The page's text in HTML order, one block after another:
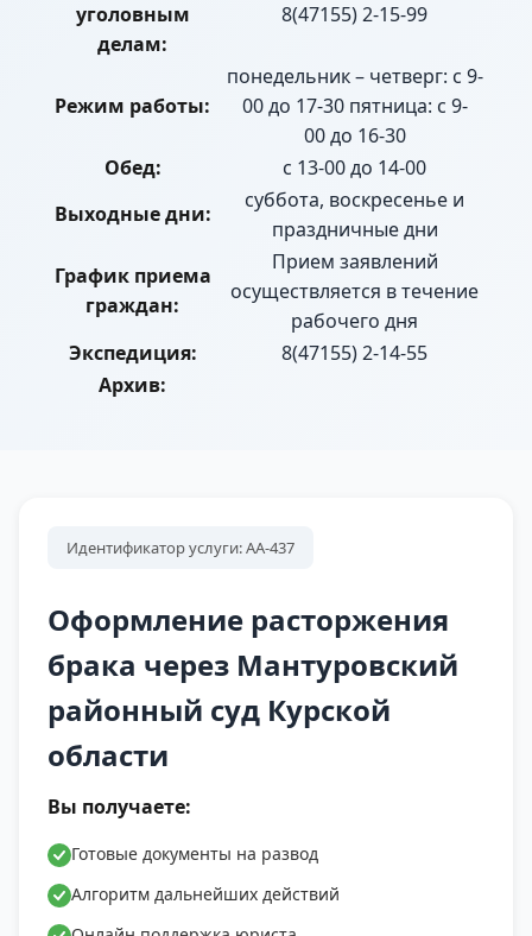
уголовным
делам:
8(47155) 2-15-99
Режим работы:
понедельник – четверг: с 9-
00 до 17-30 пятница: с 9-
00 до 16-30
Обед:
с 13-00 до 14-00
Выходные дни:
суббота, воскресенье и
праздничные дни
График приема
граждан:
Прием заявлений
осуществляется в течение
рабочего дня
Экспедиция:
8(47155) 2-14-55
Архив:
Идентификатор услуги: АА-437
Оформление расторжения
брака через Мантуровский
районный суд Курской
области
Вы получаете:
Готовые документы на развод
Алгоритм дальнейших действий